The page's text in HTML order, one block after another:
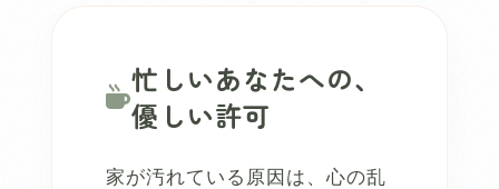
忙しいあなたへの、
優しい許可
家が汚れている原因は、心の乱